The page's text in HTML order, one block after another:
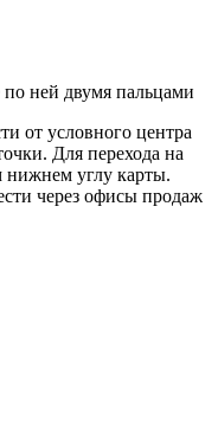
по ней двумя пальцами
от условного центра
Для перехода на
углу карты.
через офисы продаж